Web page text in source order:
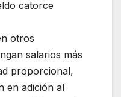
catorce
otros
salarios más
proporcional,
en adición al